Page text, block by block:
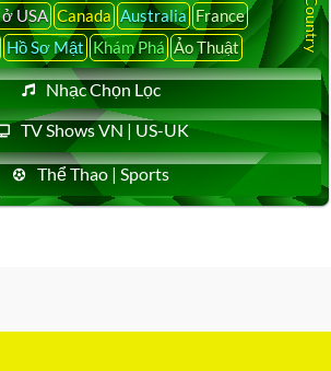
USA Canada Australia France
Hồ Sơ Mật Khám Phá Ảo Thuật
Nhạc Chọn Lọc
TV Shows VN | US-UK
Thể Thao | Sports